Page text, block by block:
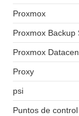
Proxmox
Proxmox Backup
Proxmox
Proxy
psi
Puntos de control